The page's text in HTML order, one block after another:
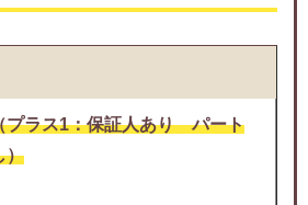
プラス1：保証人あり パート
）